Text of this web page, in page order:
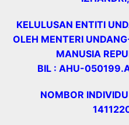
KELULUSAN ENTITI
OLEH MENTERI
MANUSIA
BIL : AHU-
NOMBOR